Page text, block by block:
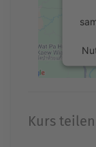
Kurs